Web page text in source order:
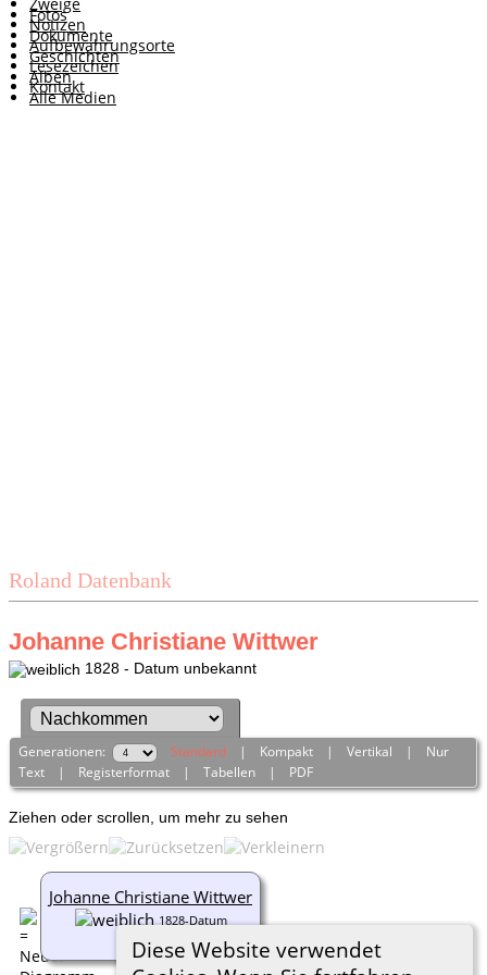
Fotos
Dokumente
Geschichten
Alben
Alle Medien
Notizen
Aufbewahrungsorte
Lesezeichen
Kontakt
Roland Datenbank
Diese Website verwendet
Johanne Christiane Wittwer
1828 - Datum unbekannt
Generationen: Standard | Kompakt |Vertikal | Nur
Text | Registerformat |Tabellen | PDF
Ziehen oder scrollen, um mehr zu sehen
Johanne Christiane Wittwer
1828-Datum